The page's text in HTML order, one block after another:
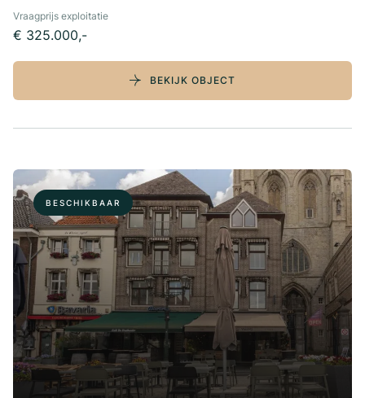
Vraagprijs exploitatie
€ 325.000,-
BEKIJK OBJECT
BESCHIKBAAR